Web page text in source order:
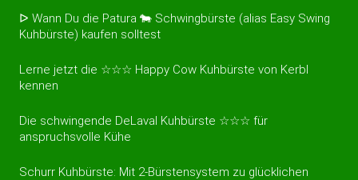
ᐅ Wann Du die Patura 🐄 Schwingbürste (alias Easy Swing
Kuhbürste) kaufen solltest
Lerne jetzt die ☆☆☆ Happy Cow Kuhbürste von Kerbl
kennen
Die schwingende DeLaval Kuhbürste ☆☆☆ für
anspruchsvolle Kühe
Schurr Kuhbürste: Mit 2-Bürstensystem zu glücklichen